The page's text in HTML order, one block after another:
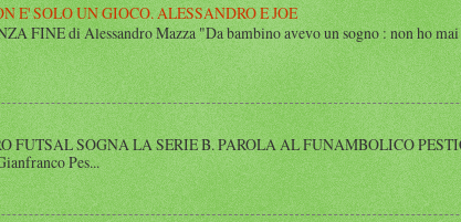
E' SOLO UN GIOCO. ALESSANDRO E JOE
FINE di Alessandro Mazza "Da bambino avevo un sogno : non ho mai
FUTSAL SOGNA LA SERIE B. PAROLA AL FUNAMBOLICO
Pes...